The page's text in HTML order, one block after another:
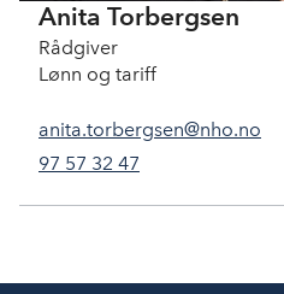
Anita Torbergsen
Rådgiver
Lønn og tariff
anita.torbergsen@nho.no
97 57 32 47